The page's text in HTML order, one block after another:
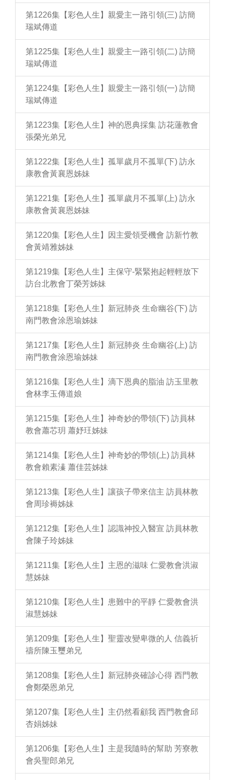
第1226集【彩色人生】親愛主一路引領(三) 訪簡
瑞斌傳道
第1225集【彩色人生】親愛主一路引領(二) 訪簡
瑞斌傳道
第1224集【彩色人生】親愛主一路引領(一) 訪簡
瑞斌傳道
第1223集【彩色人生】神的恩典採集 訪花蓮教會
張榮光弟兄
第1222集【彩色人生】孤單歲月不孤單(下) 訪永
康教會黃襄恩姊妹
第1221集【彩色人生】孤單歲月不孤單(上) 訪永
康教會黃襄恩姊妹
第1220集【彩色人生】因主愛領受機會 訪新竹教
會黃靖雅姊妹
第1219集【彩色人生】主保守-緊緊抱起輕輕放下
訪台北教會丁榮芳姊妹
第1218集【彩色人生】新冠肺炎 生命幽谷(下) 訪
南門教會涂恩瑜姊妹
第1217集【彩色人生】新冠肺炎 生命幽谷(上) 訪
南門教會涂恩瑜姊妹
第1216集【彩色人生】滴下恩典的脂油 訪玉里教
會林李玉傳道娘
第1215集【彩色人生】神奇妙的帶領(下) 訪員林
教會蕭芯玥 蕭妤玨姊妹
第1214集【彩色人生】神奇妙的帶領(上) 訪員林
教會賴素溱 蕭佳芸姊妹
第1213集【彩色人生】讓孩子帶來信主 訪員林教
會周珍褥姊妹
第1212集【彩色人生】認識神投入醫宣 訪員林教
會陳子玲姊妹
第1211集【彩色人生】主恩的滋味 仁愛教會洪淑
慧姊妹
第1210集【彩色人生】患難中的平靜 仁愛教會洪
淑慧姊妹
第1209集【彩色人生】聖靈改變卑微的人 信義祈
禱所陳玉璽弟兄
第1208集【彩色人生】新冠肺炎確診心得 西門教
會鄭榮恩弟兄
第1207集【彩色人生】主仍然看顧我 西門教會邱
杏娟姊妹
第1206集【彩色人生】主是我隨時的幫助 芳寮教
會吳聖郎弟兄